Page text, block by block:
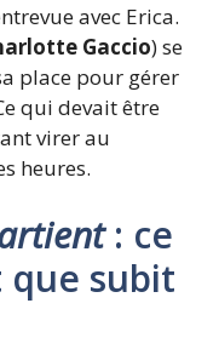
avec Erica.
Gaccio) se
place pour gérer
qui devait être
virer au
heures.
: ce
subit